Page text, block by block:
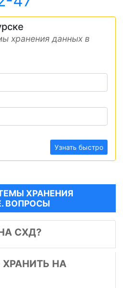
хранения данных в
Узнать быстро
ХРАНЕНИЯ
ВОПРОСЫ
СХД?
НА